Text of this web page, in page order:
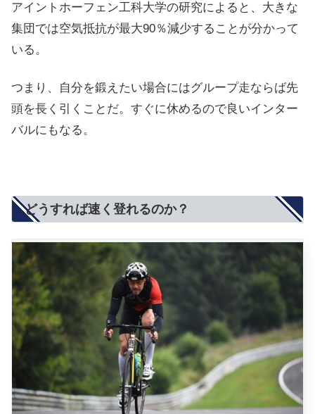
アイントホーフェン工科大学の研究によると、大きな
集団では空気抵抗が最大90％減少することが分かって
いる。
つまり、自分を鍛えたい場合にはグループ走ならば先
頭を長く引くことだ。すぐに休めるので良いインター
バルにもなる。
どうすれば速く登れるのか？